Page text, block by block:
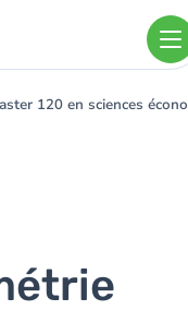
120 en sciences